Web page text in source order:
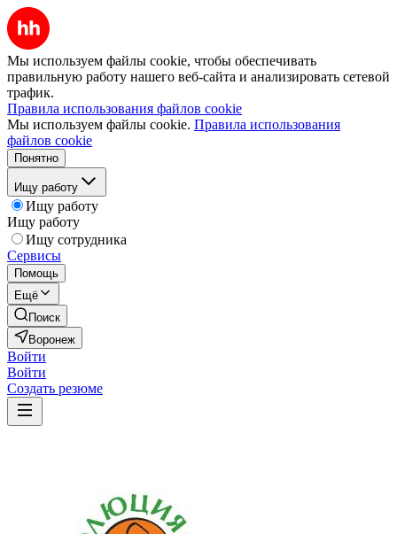
Мы используем файлы cookie, чтобы обеспечивать
правильную работу нашего веб-сайта и анализировать сетевой
трафик.
Правила использования файлов cookie
Мы используем файлы cookie. Правила использования
файлов cookie
Понятно
Ищу работу
Ищу работу
Ищу работу
Ищу сотрудника
Сервисы
Помощь
Ещё
Поиск
Воронеж
Войти
Войти
Создать резюме